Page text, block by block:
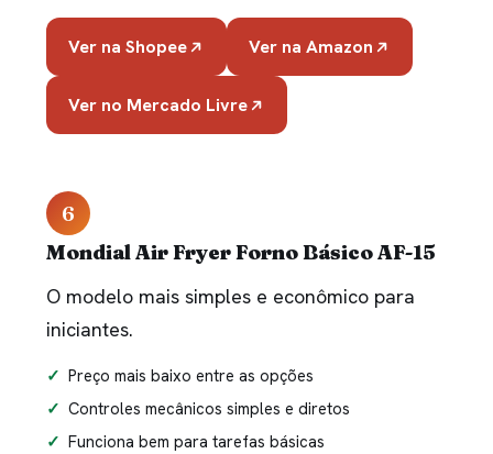
Ver na Shopee Ver na Amazon
Ver no Mercado Livre
6
Mondial Air Fryer Forno Básico AF-15
O modelo mais simples e econômico para
iniciantes.
Preço mais baixo entre as opções
Controles mecânicos simples e diretos
Funciona bem para tarefas básicas